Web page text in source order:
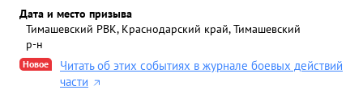
Дата и место призыва
Тимашевский РВК, Краснодарский край, Тимашевский
р-н
Новое
Читать об этих событиях в журнале боевых действий
части